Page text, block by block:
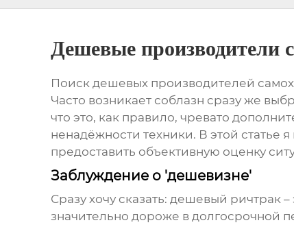
Дешевые производители
Поиск дешевых производителей
Часто возникает соблазн сразу же
что это, как правило, чревато
ненадёжности техники. В этой
предоставить объективную оценку
Заблуждение о 'дешевизне'
Сразу хочу сказать: дешевый ричтрак
значительно дороже в долгосрочной